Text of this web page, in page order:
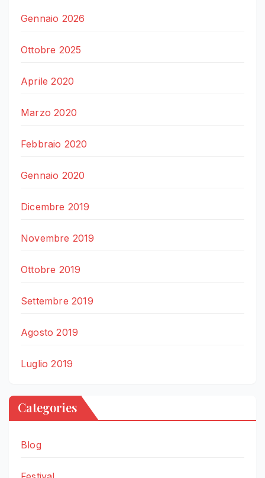
Gennaio 2026
Ottobre 2025
Aprile 2020
Marzo 2020
Febbraio 2020
Gennaio 2020
Dicembre 2019
Novembre 2019
Ottobre 2019
Settembre 2019
Agosto 2019
Luglio 2019
Categories
Blog